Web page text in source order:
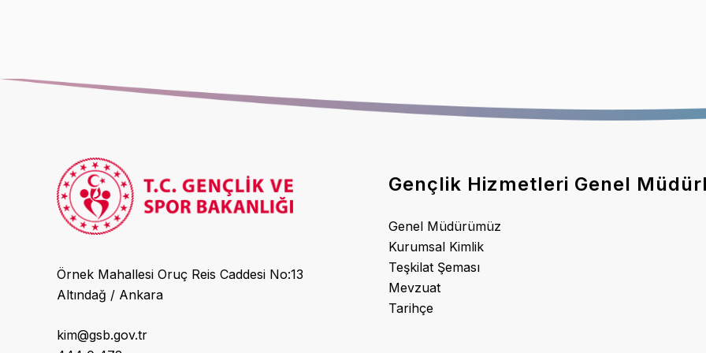
Örnek Mahallesi Oruç Reis Caddesi No:13
Altındağ / Ankara
kim@gsb.gov.tr
Gençlik Hizmetleri Genel
Genel Müdürümüz
Kurumsal Kimlik
Teşkilat Şeması
Mevzuat
Tarihçe